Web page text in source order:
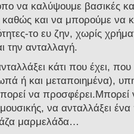
να καλύψουμε βασικές
και να μπορούμε να
το ευ ζην, χωρίς
την ανταλλαγή.
κάτι που έχει, που
ή και μεταποιημένα),
να προσφέρει.Μπορεί
να ανταλλάξει ένα
μαρμελάδα…